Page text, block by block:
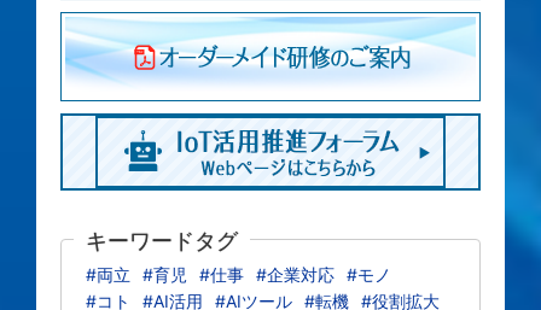
キーワードタグ
#両立 #育児 #仕事 #企業対応 #モノ
#コト
#AI活用 #AIツール #転機 #役割拡大